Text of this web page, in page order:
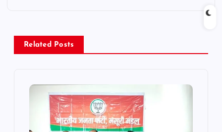
a
Related Posts